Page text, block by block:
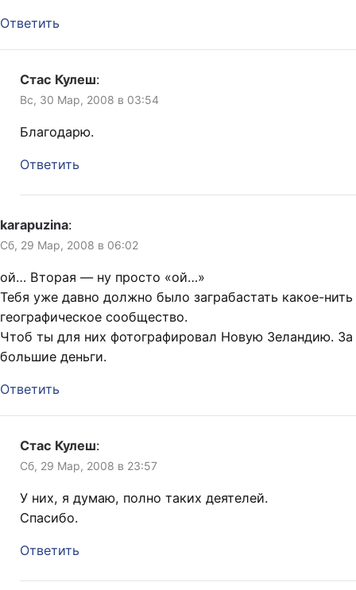
Ответить
Стас Кулеш:
Вс, 30 Мар, 2008 в 03:54
Благодарю.
Ответить
karapuzina:
Сб, 29 Мар, 2008 в 06:02
ой… Вторая — ну просто «ой…»
Тебя уже давно должно было заграбастать какое-нить
географическое сообщество.
Чтоб ты для них фотографировал Новую Зеландию. За
большие деньги.
Ответить
Стас Кулеш:
Сб, 29 Мар, 2008 в 23:57
У них, я думаю, полно таких деятелей.
Спасибо.
Ответить